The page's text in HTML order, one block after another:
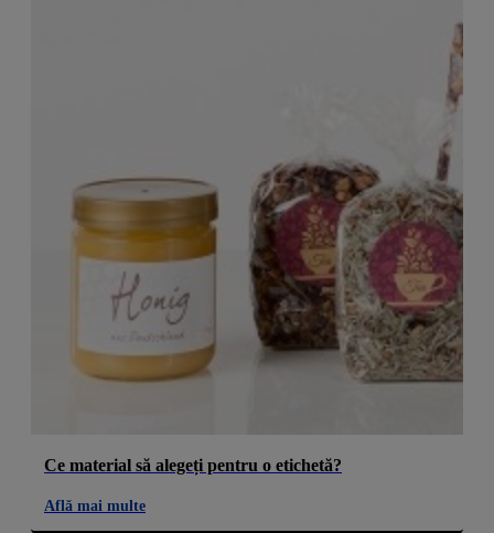
Ce material să alegeți pentru o etichetă?
Află mai multe